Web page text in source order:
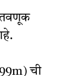
ची